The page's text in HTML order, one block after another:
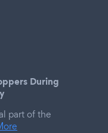
During
part of the